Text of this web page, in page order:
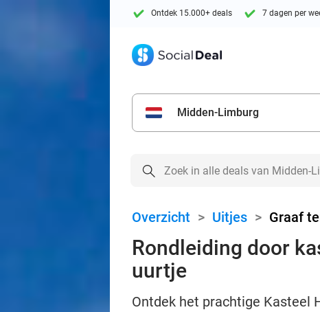
Ontdek 15.000+ deals 7 dagen per
Midden-Limburg
Overzicht > Uitjes > Graaf
Rondleiding door
uurtje
Ontdek het prachtige Kasteel